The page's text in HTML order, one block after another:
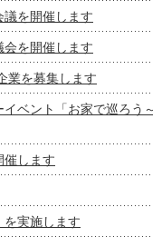
を開催します
を開催します
業を募集します
ベント「お家で巡ろう～
催します
を実施します